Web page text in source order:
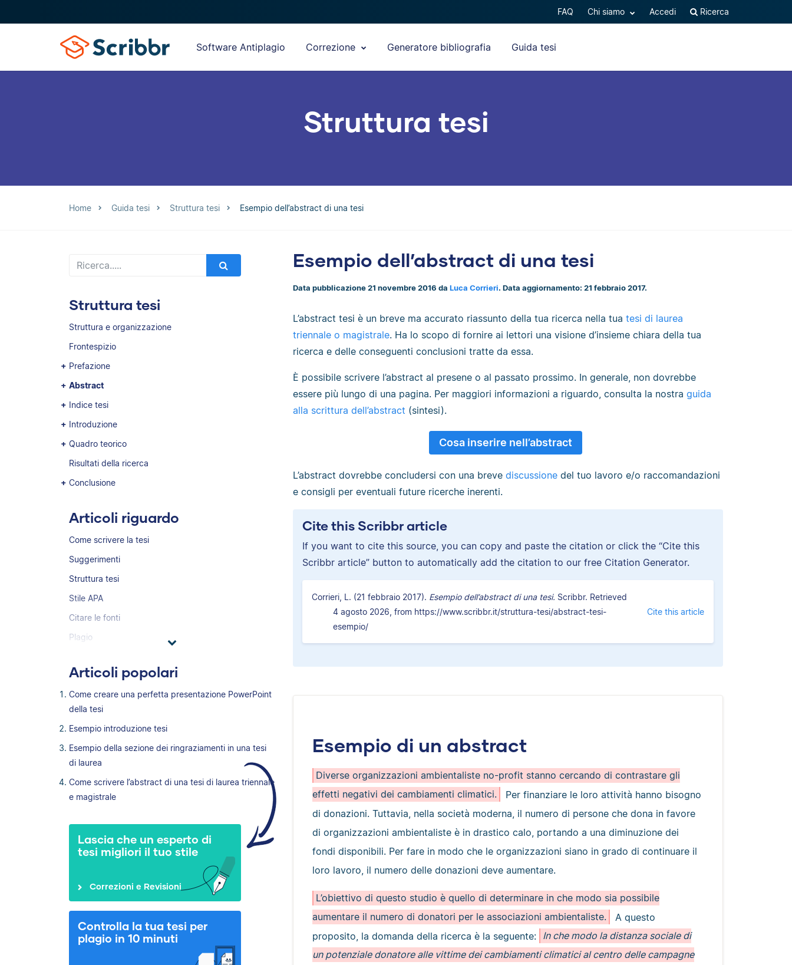
FAQ Chi siamo Accedi Ricerca
Software Antiplagio Correzione Generatore bibliografia Guida tesi
Struttura tesi
Home Guida tesi Struttura tesi Esempio dell’abstract di una tesi
Struttura tesi
Struttura e organizzazione
Frontespizio
Prefazione
Abstract
Indice tesi
Introduzione
Quadro teorico
Risultati della ricerca
Conclusione
Articoli riguardo
Come scrivere la tesi
Suggerimenti
Struttura tesi
Stile APA
Citare le fonti
Plagio
Articoli popolari
Come creare una perfetta presentazione PowerPoint
della tesi
Esempio introduzione tesi
Esempio della sezione dei ringraziamenti in una tesi
di laurea
Come scrivere l’abstract di una tesi di laurea triennale
e magistrale
Lascia che un esperto di
tesi migliori il tuo stile
Correzioni e Revisioni
Controlla la tua tesi per
plagio in 10 minuti
Esempio dell’abstract di una tesi
Data pubblicazione 21 novembre 2016 da Luca Corrieri. Data aggiornamento: 21 febbraio 2017.
L’abstract tesi è un breve ma accurato riassunto della tua ricerca nella tua tesi di laurea
triennale o magistrale. Ha lo scopo di fornire ai lettori una visione d’insieme chiara della tua
ricerca e delle conseguenti conclusioni tratte da essa.
È possibile scrivere l’abstract al presene o al passato prossimo. In generale, non dovrebbe
essere più lungo di una pagina. Per maggiori informazioni a riguardo, consulta la nostra guida
alla scrittura dell’abstract (sintesi).
Cosa inserire nell’abstract
L’abstract dovrebbe concludersi con una breve discussione del tuo lavoro e/o raccomandazioni
e consigli per eventuali future ricerche inerenti.
Cite this Scribbr article
If you want to cite this source, you can copy and paste the citation or click the “Cite this
Scribbr article” button to automatically add the citation to our free Citation Generator.
Corrieri, L. (21 febbraio 2017). Esempio dell’abstract di una tesi. Scribbr. Retrieved
4 agosto 2026, from https://www.scribbr.it/struttura-tesi/abstract-tesi-
esempio/
Cite this article
Esempio di un abstract
Diverse organizzazioni ambientaliste no-profit stanno cercando di contrastare gli
effetti negativi dei cambiamenti climatici.
Per finanziare le loro attività hanno bisogno
di donazioni. Tuttavia, nella società moderna, il numero di persone che dona in favore
di organizzazioni ambientaliste è in drastico calo, portando a una diminuzione dei
fondi disponibili. Per fare in modo che le organizzazioni siano in grado di continuare il
loro lavoro, il numero delle donazioni deve aumentare.
L’obiettivo di questo studio è quello di determinare in che modo sia possibile
aumentare il numero di donatori per le associazioni ambientaliste.
A questo
proposito, la domanda della ricerca è la seguente: In che modo la distanza sociale di
un potenziale donatore alle vittime dei cambiamenti climatici al centro delle campagne